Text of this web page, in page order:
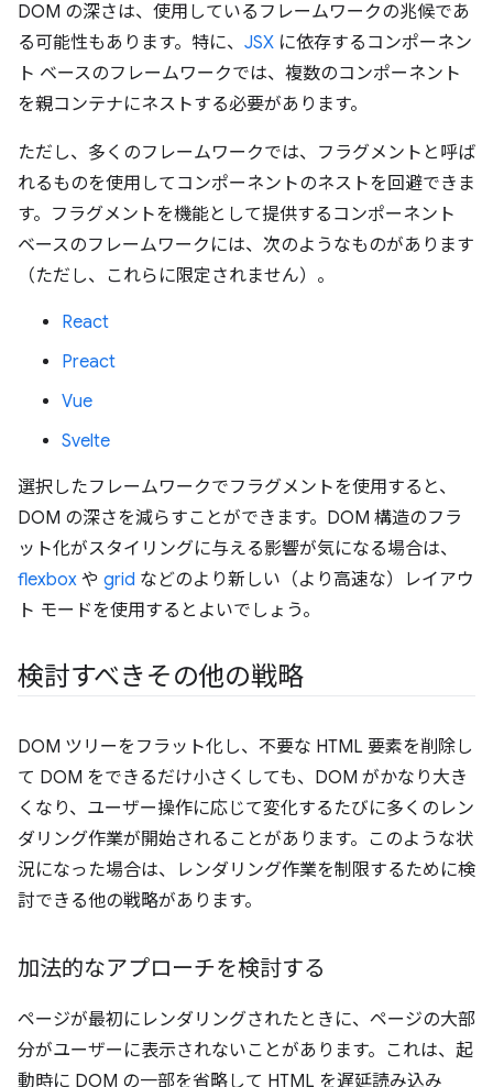
DOM の深さは、使用しているフレームワークの兆候であ
る可能性もあります。特に、 JSX に依存するコンポーネン
ト ベースのフレームワークでは、複数のコンポーネント
を親コンテナにネストする必要があります。
ただし、多くのフレームワークでは、フラグメントと呼ば
れるものを使用してコンポーネントのネストを回避できま
す。フラグメントを機能として提供するコンポーネント
ベースのフレームワークには、次のようなものがあります
（ただし、これらに限定されません）。
React
Preact
Vue
Svelte
選択したフレームワークでフラグメントを使用すると、
DOM の深さを減らすことができます。DOM 構造のフラ
ット化がスタイリングに与える影響が気になる場合は、
flexbox や grid などのより新しい（より高速な）レイアウ
ト モードを使用するとよいでしょう。
検討すべきその他の戦略
DOM ツリーをフラット化し、不要な HTML 要素を削除し
て DOM をできるだけ小さくしても、DOM がかなり大き
くなり、ユーザー操作に応じて変化するたびに多くのレン
ダリング作業が開始されることがあります。このような状
況になった場合は、レンダリング作業を制限するために検
討できる他の戦略があります。
加法的なアプローチを検討する
ページが最初にレンダリングされたときに、ページの大部
分がユーザーに表示されないことがあります。これは、起
動時に DOM の一部を省略して HTML を遅延読み込み